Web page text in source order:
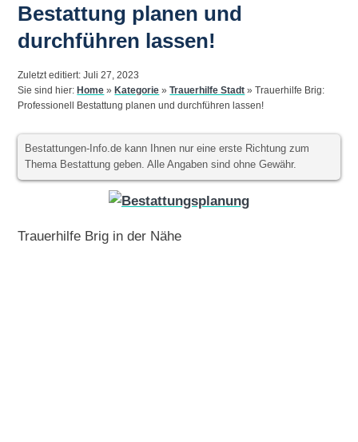
Bestattung planen und
durchführen lassen!
Zuletzt editiert: Juli 27, 2023
Sie sind hier:Home »Kategorie »Trauerhilfe Stadt »Trauerhilfe Brig:
Professionell Bestattung planen und durchführen lassen!
Bestattungen-Info.de kann Ihnen nur eine erste Richtung zum
Thema Bestattung geben. Alle Angaben sind ohne Gewähr.
Trauerhilfe Brig in der Nähe